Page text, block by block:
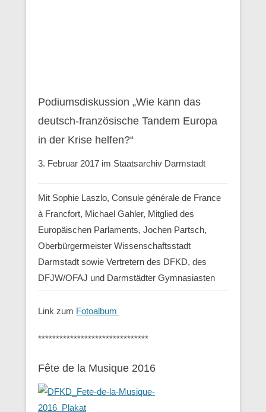
Podiumsdiskussion „Wie kann das
deutsch-französische Tandem Europa
in der Krise helfen?“
3. Februar 2017 im Staatsarchiv Darmstadt
Mit Sophie Laszlo, Consule générale de France
à Francfort, Michael Gahler, Mitglied des
Europäischen Parlaments, Jochen Partsch,
Oberbürgermeister Wissenschaftsstadt
Darmstadt sowie Vertretern des DFKD, des
DFJW/OFAJ und Darmstädter Gymnasiasten
Link zum Fotoalbum
*******************************
Fête de la Musique 2016